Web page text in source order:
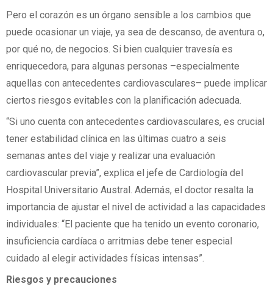
Pero el corazón es un órgano sensible a los cambios que
puede ocasionar un viaje, ya sea de descanso, de aventura o,
por qué no, de negocios. Si bien cualquier travesía es
enriquecedora, para algunas personas –especialmente
aquellas con antecedentes cardiovasculares– puede implicar
ciertos riesgos evitables con la planificación adecuada.
“Si uno cuenta con antecedentes cardiovasculares, es crucial
tener estabilidad clínica en las últimas cuatro a seis
semanas antes del viaje y realizar una evaluación
cardiovascular previa”, explica el jefe de Cardiología del
Hospital Universitario Austral. Además, el doctor resalta la
importancia de ajustar el nivel de actividad a las capacidades
individuales: “El paciente que ha tenido un evento coronario,
insuficiencia cardíaca o arritmias debe tener especial
cuidado al elegir actividades físicas intensas”.
Riesgos y precauciones